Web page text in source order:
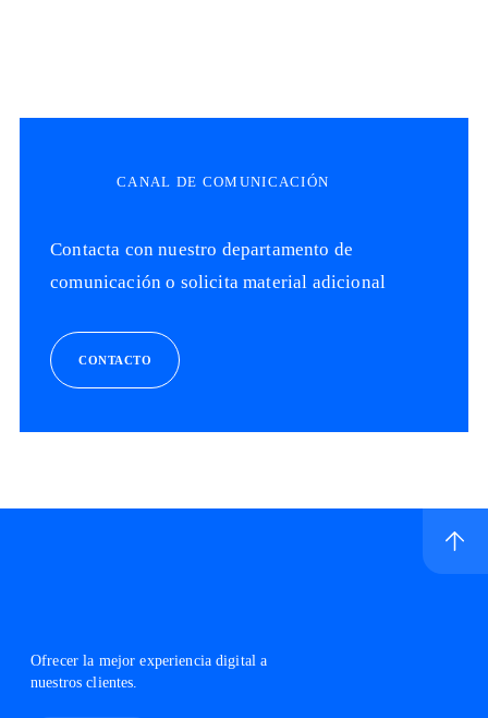
CANAL DE COMUNICACIÓN
Contacta con nuestro departamento de
comunicación o solicita material adicional
CONTACTO
Ir a inicio de sitio
Ofrecer la mejor experiencia digital a
nuestros clientes.